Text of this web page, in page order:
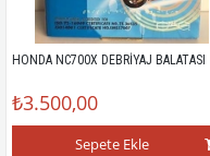
HONDA NC700X DEBRİYAJ BALATASI
₺3.500,00
Sepete Ekle